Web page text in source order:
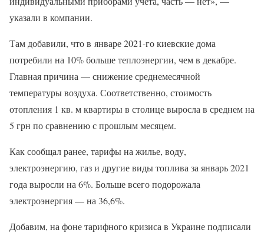
указали в компании.
Там добавили, что в январе 2021-го киевские дома
потребили на 10% больше теплоэнергии, чем в декабре.
Главная причина — снижение среднемесячной
температуры воздуха. Соответственно, стоимость
отопления 1 кв. м квартиры в столице выросла в среднем на
5 грн по сравнению с прошлым месяцем.
Как сообщал ранее, тарифы на жилье, воду,
электроэнергию, газ и другие виды топлива за январь 2021
года выросли на 6%. Больше всего подорожала
электроэнергия — на 36,6%.
Добавим, на фоне тарифного кризиса в Украине подписали